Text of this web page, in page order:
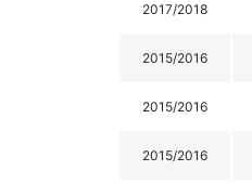
2017/2018
2015/2016
2015/2016
2015/2016